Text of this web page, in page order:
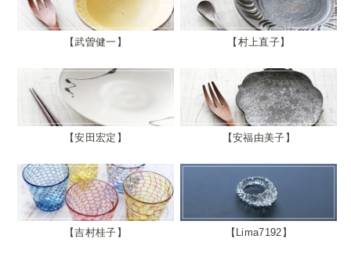
武曽健一 村上直子
安田宏定 安福由美子
吉村桂子 Lima7192